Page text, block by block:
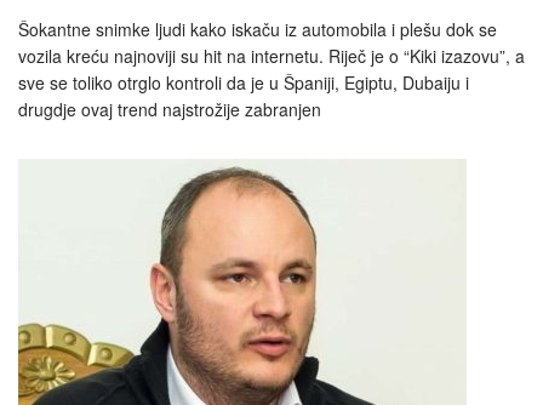
Šokantne snimke ljudi kako iskaču iz automobila i plešu dok se
vozila kreću najnoviji su hit na internetu. Riječ je o “Kiki izazovu”, a
sve se toliko otrglo kontroli da je u Španiji, Egiptu, Dubaiju i
drugdje ovaj trend najstrožije zabranjen